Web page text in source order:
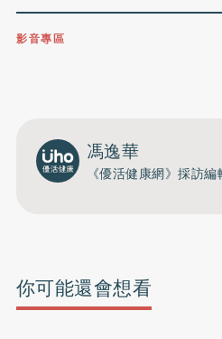
影音專區
馮逸華
《優活健康網》採訪編
你可能還會想看